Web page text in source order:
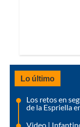
Lo último
Los retos en
de la Espriella
Video |